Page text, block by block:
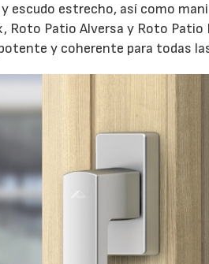
escudo estrecho, así como
Roto Patio Alversa y Roto
y coherente para todas